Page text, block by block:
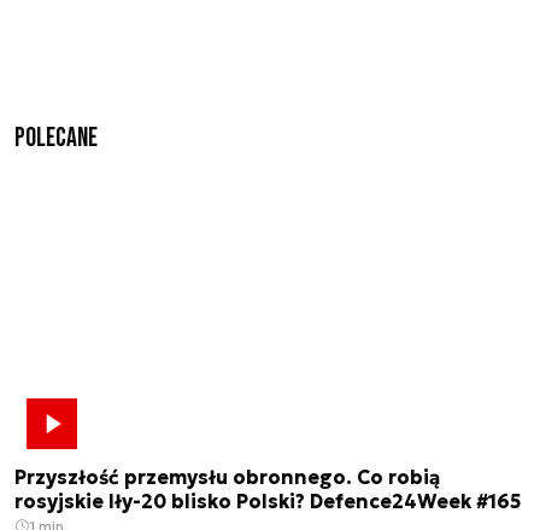
Polecane
Przyszłość przemysłu obronnego. Co robią
rosyjskie Iły-20 blisko Polski? Defence24Week #165
1 min.